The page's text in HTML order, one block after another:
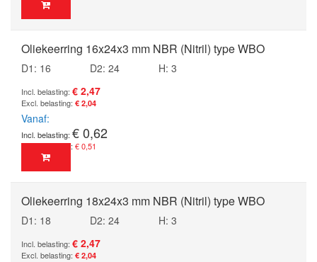
Oliekeerring 16x24x3 mm NBR (Nitril) type WBO
D1: 16 D2: 24
H: 3
€ 2,47
€ 2,04
Vanaf
€ 0,62
€ 0,51
Oliekeerring 18x24x3 mm NBR (Nitril) type WBO
D1: 18 D2: 24
H: 3
€ 2,47
€ 2,04